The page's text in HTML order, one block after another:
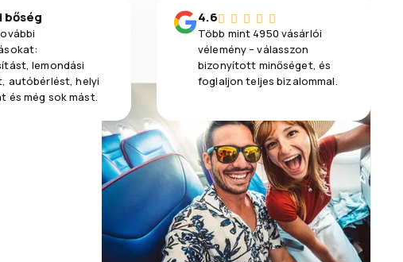
bőség
lemondási
autóbérlést, helyi
és még sok mást.
4.6
Több mint 4950 vásárlói
vélemény – válasszon
bizonyított minőséget, és
foglaljon teljes bizalommal.